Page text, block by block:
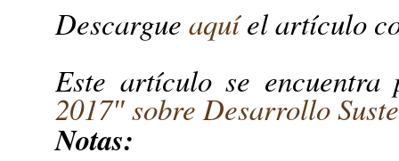
Descargue aquíel artículo
Este artículo se
2017″ sobre Desarrollo
Notas: